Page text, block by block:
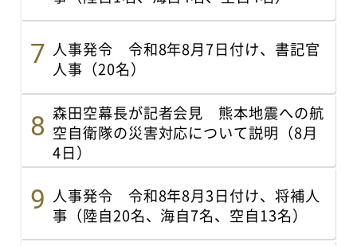
人事発令 令和8年8月7日付け、書記官
人事（20名）
森田空幕長が記者会見 熊本地震への航
空自衛隊の災害対応について説明（8月
4日）
人事発令 令和8年8月3日付け、将補人
事（陸自20名、海自7名、空自13名）